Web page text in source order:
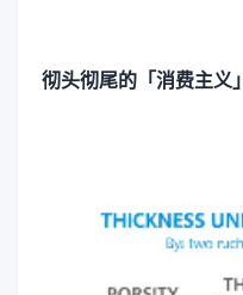
彻头彻尾的「消费主义」